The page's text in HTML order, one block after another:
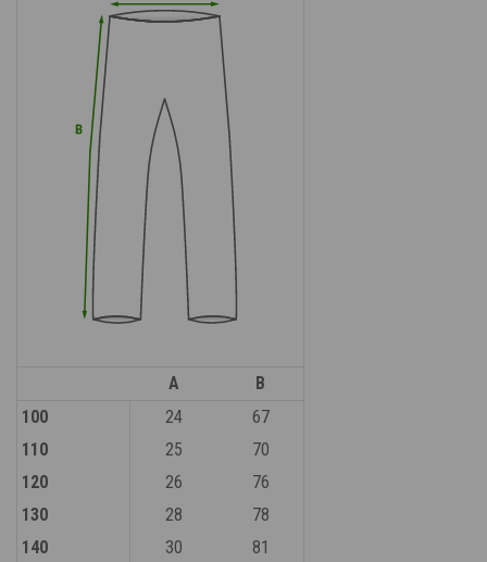
A
B
100
24
67
110
25
70
120
26
76
130
28
78
140
30
81